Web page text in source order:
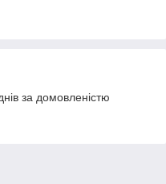
за домовленістю